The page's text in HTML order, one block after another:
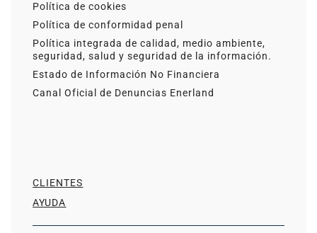
Política de cookies
Política de conformidad penal
Política integrada de calidad, medio ambiente,
seguridad, salud y seguridad de la información.
Estado de Información No Financiera
Canal Oficial de Denuncias Enerland
CLIENTES
AYUDA